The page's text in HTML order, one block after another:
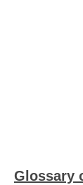
Glossary